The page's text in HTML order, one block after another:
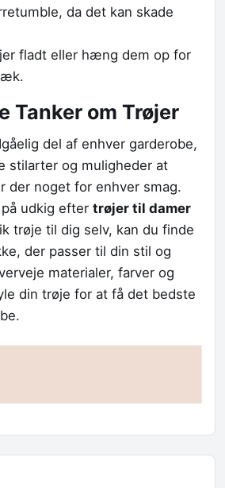
da det kan skade
fladt eller hæng dem op for
Tanker om Trøjer
del af enhver garderobe,
stilarter og muligheder at
der noget for enhver smag.
udkig efter trøjer til damer
trøje til dig selv, kan du finde
der passer til din stil og
materialer, farver og
din trøje for at få det bedste